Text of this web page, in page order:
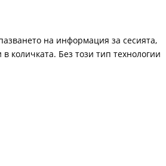
на информация за сесията,
количката. Без този тип технологии